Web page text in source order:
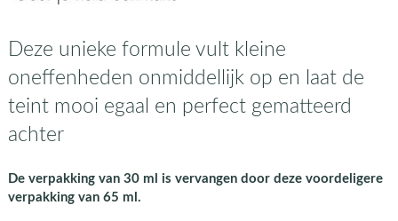
Deze unieke formule vult kleine
oneffenheden onmiddellijk op en laat de
teint mooi egaal en perfect gematteerd
achter
De verpakking van 30 ml is vervangen door deze voordeligere
verpakking van 65 ml.